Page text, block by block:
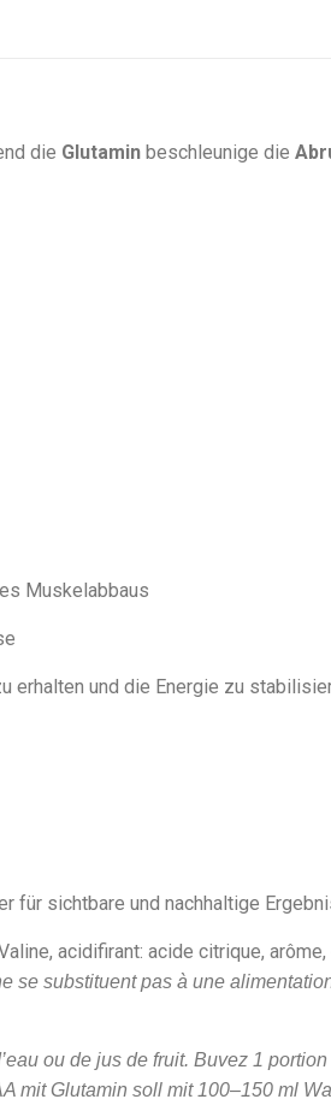
die Glutamin beschleunige die
Muskelabbaus
erhalten und die Energie zu
für sichtbare und nachhaltige
acidifirant: acide citrique,
se substituent pas à une
ou de jus de fruit. Buvez 1
mit Glutamin soll mit 100–150 ml